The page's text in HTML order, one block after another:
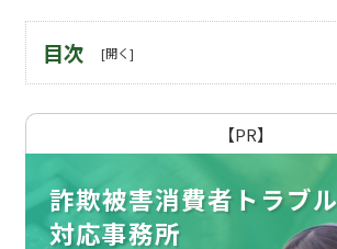
目次
【PR】
詐欺被害消費者トラブル
対応事務所